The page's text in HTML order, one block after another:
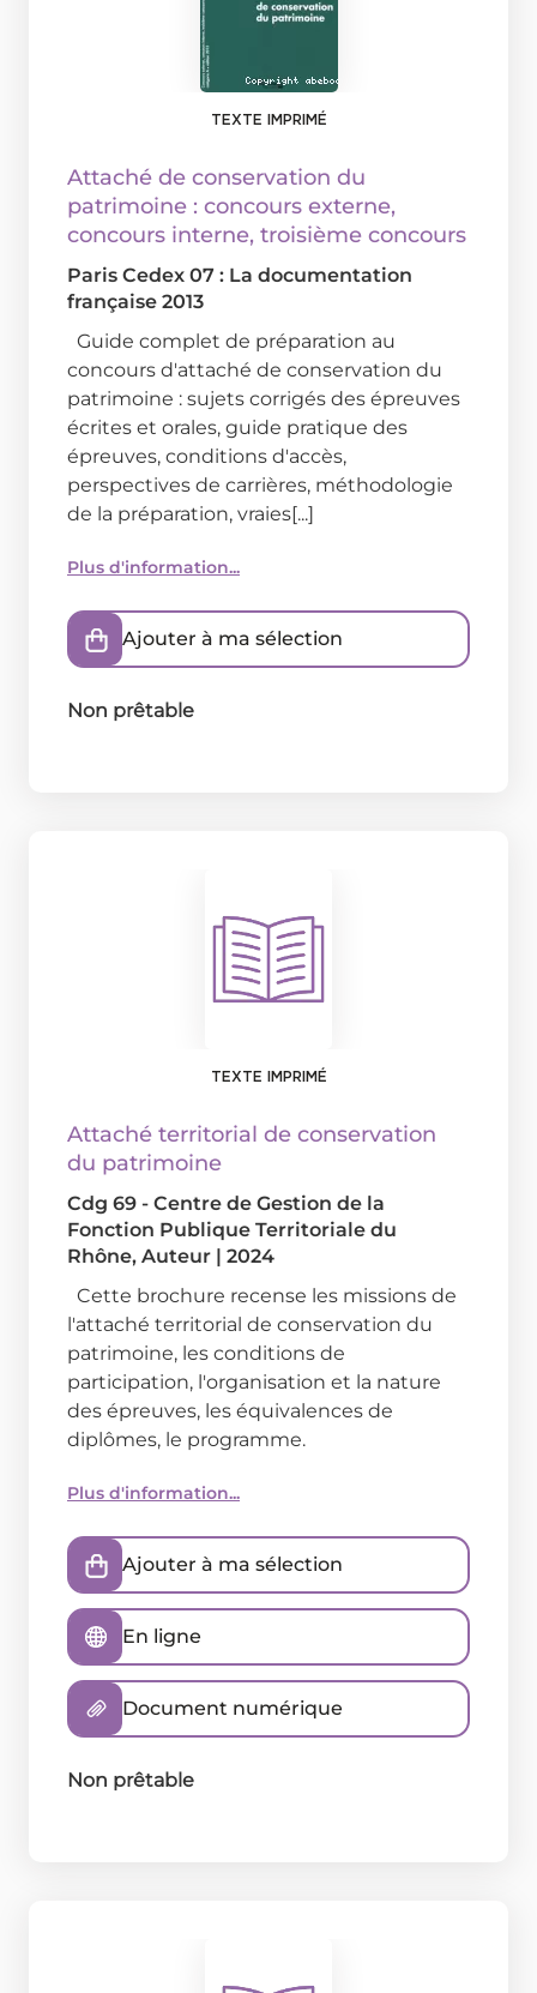
TEXTE IMPRIMÉ
Attaché de conservation du
patrimoine : concours externe,
concours interne, troisième concours
Paris Cedex 07 : La documentation
française 2013
Guide complet de préparation au
concours d'attaché de conservation du
patrimoine : sujets corrigés des épreuves
écrites et orales, guide pratique des
épreuves, conditions d'accès,
perspectives de carrières, méthodologie
de la préparation, vraies[...]
Plus d'information...
Ajouter à ma sélection
Non prêtable
TEXTE IMPRIMÉ
Attaché territorial de conservation
du patrimoine
Cdg 69 - Centre de Gestion de la
Fonction Publique Territoriale du
Rhône, Auteur | 2024
Cette brochure recense les missions de
l'attaché territorial de conservation du
patrimoine, les conditions de
participation, l'organisation et la nature
des épreuves, les équivalences de
diplômes, le programme.
Plus d'information...
Ajouter à ma sélection
En ligne
Document numérique
Non prêtable